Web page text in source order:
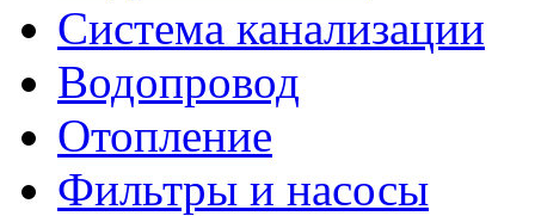
Система канализации
Водопровод
Отопление
Фильтры и насосы